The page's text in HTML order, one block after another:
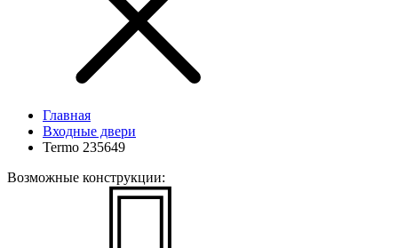
Главная
Входные двери
Termo 235649
Возможные конструкции: